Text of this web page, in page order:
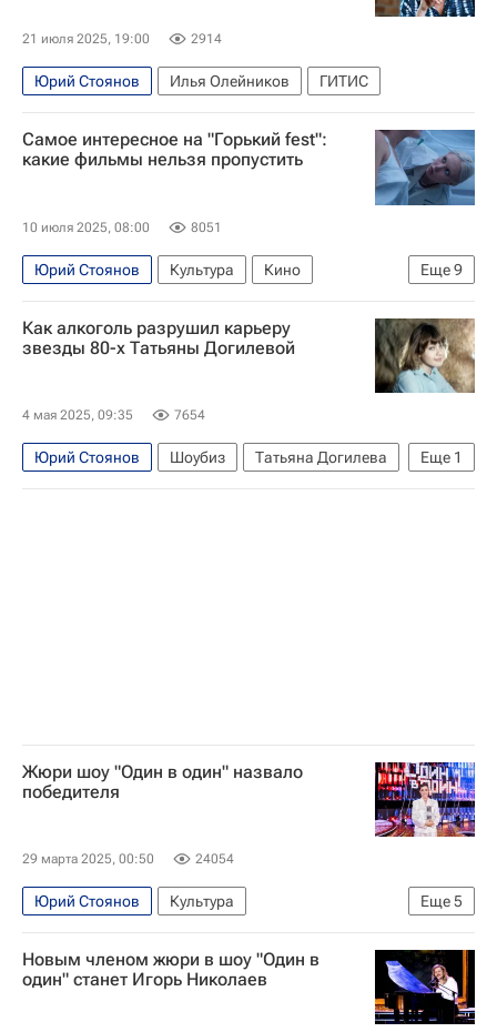
21 июля 2025, 19:00 2914
Юрий Стоянов Илья Олейников ГИТИС
Самое интересное на "Горький fest":
какие фильмы нельзя пропустить
10 июля 2025, 08:00 8051
Еще9
Юрий Стоянов Культура
Кино
Новости культуры
что посмотреть
Фестивали
Нижний Новгород
Культура-Важное
Максим Горький
Станислав Любшин
Как алкоголь разрушил карьеру
звезды 80-х Татьяны Догилевой
4 мая 2025, 09:35 7654
Еще 1
Юрий Стоянов Шоубиз
Татьяна Догилева
ГИТИС
Жюри шоу "Один в один" назвало
победителя
29 марта 2025, 00:50 24054
Еще5
Юрий Стоянов
Культура
Филипп Киркоров
Людмила Зыкина
Музыка
что посмотреть Новости культуры
Новым членом жюри в шоу "Один в
один" станет Игорь Николаев